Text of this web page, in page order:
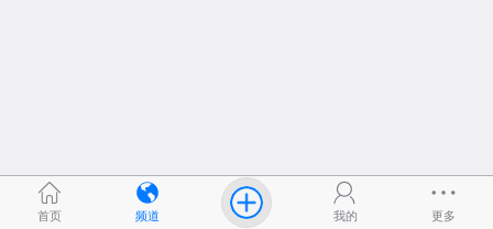
首页 频道 我的 更多